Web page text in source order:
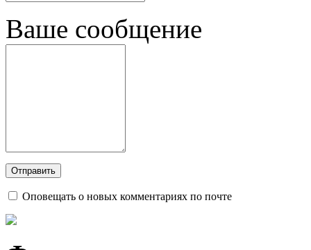
Ваше сообщение
Оповещать о новых комментариях по почте